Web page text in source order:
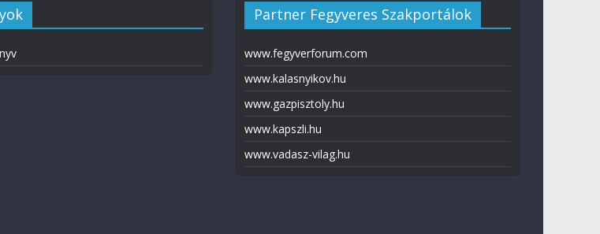
Partner Fegyveres Szakportálok
www.fegyverforum.com
www.kalasnyikov.hu
www.gazpisztoly.hu
www.kapszli.hu
www.vadasz-vilag.hu